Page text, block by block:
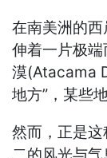
在南美洲的
伸着一片极
漠(Atacama
地方”，某些
然而，正是